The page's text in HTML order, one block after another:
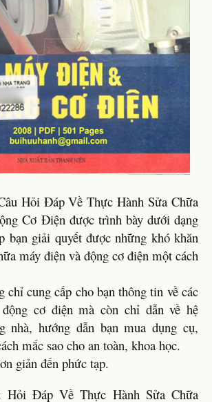
Hỏi Đáp Về Thực Hành Sửa Chữa
Cơ Điện được trình bày dưới dạng
bạn giải quyết được những khó khăn
máy điện và động cơ điện một cách
chỉ cung cấp cho bạn thông tin về các
cơ điện mà còn chỉ dẫn về hệ
nhà, hướng dẫn bạn mua dụng cụ,
mắc sao cho an toàn, khoa học.
giản đến phức tạp.
Hỏi Đáp Về Thực Hành Sửa Chữa